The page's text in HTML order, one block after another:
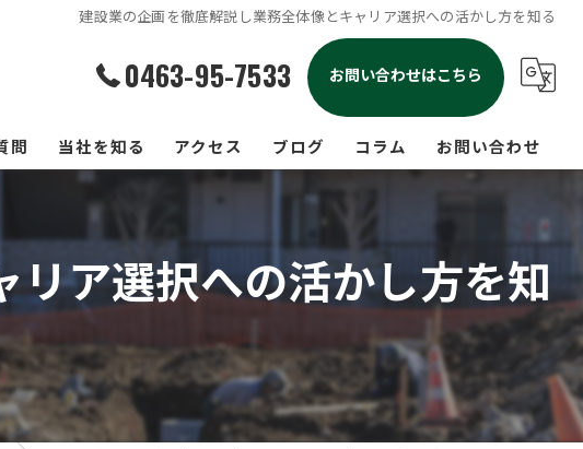
建設業の企画を徹底解説し業務全体像とキャリア選択への活かし方を知る
0463-95-7533 お問い合わせはこちら
問 当社を知る
週休二日
雑工事
求人
未経験
アクセス ブログ コラム お問い合わせ
ア選択への活かし方を知